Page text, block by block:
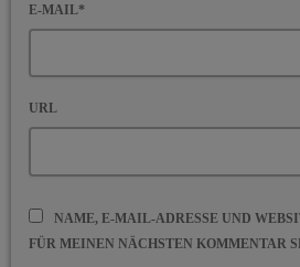
E-MAIL*
URL
NAME, E-MAIL-ADRESSE UND
FÜR MEINEN NÄCHSTEN KOMMENTAR